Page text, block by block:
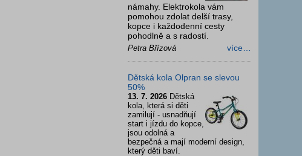
námahy. Elektrokola vám
pomohou zdolat delší trasy,
kopce i každodenní cesty
pohodlně a s radostí.
Petra Břízová více…
Dětská kola Olpran se slevou
50%
13. 7. 2026 Dětská
kola, která si děti
zamilují - usnadňují
start i jízdu do kopce,
jsou odolná a
bezpečná a mají moderní design,
který děti baví.